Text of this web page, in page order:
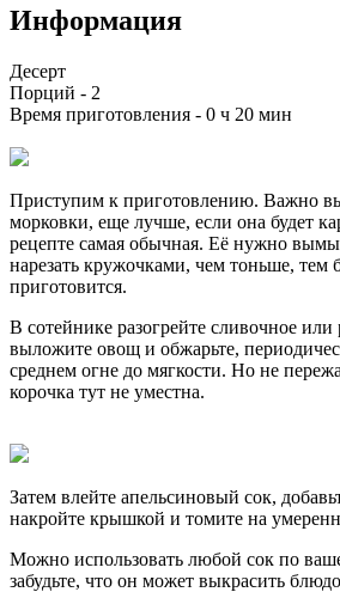
Информация
Десерт
Порций - 2
Время приготовления - 0 ч 20 мин
Приступим к приготовлению. Важно
морковки, еще лучше, если она будет
рецепте самая обычная. Её нужно
нарезать кружочками, чем тоньше, тем
приготовится.
В сотейнике разогрейте сливочное или
выложите овощ и обжарьте,
среднем огне до мягкости. Но не
корочка тут не уместна.
Затем влейте апельсиновый сок,
накройте крышкой и томите на
Можно использовать любой сок по
забудьте, что он может выкрасить